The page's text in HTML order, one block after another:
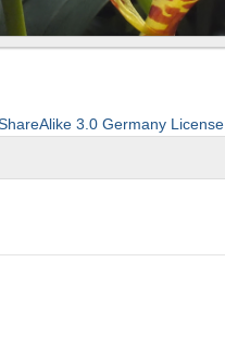
3.0 Germany License